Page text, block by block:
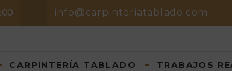
info@carpinteriatablado.com
CARPINTERÍA TABLADO TRABAJOS